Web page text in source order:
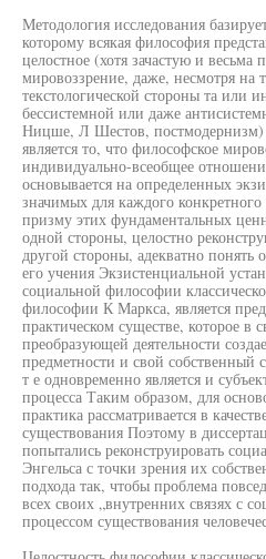
Методология исследования
которому всякая философия
целостное (хотя зачастую и весьма
мировоззрение, даже, несмотря на
текстологической стороны та или
бессистемной или даже
Ницше, Л Шестов, постмодернизм)
является то, что философское
индивидуально-всеобщее
основывается на определенных
значимых для каждого
призму этих фундаментальных
одной стороны, целостно
другой стороны, адекватно
его учения Экзистенциальной
социальной философии
философии К Маркса, является
практическом существе, которое в
преобразующей деятельности
предметности и свой собственный
т е одновременно является и
процесса Таким образом, для
практика рассматривается в
существования Поэтому в
попытались реконструировать
Энгельса с точки зрения их
подхода так, чтобы проблема
всех своих „внутренних связях с
процессом существования